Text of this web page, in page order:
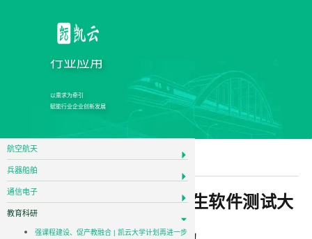
行业应用
以需求为牵引
赋能行业企业创新发展
航空航天
兵器船舶
通信电子
教育科研
强课程建设、促产教融合 | 凯云大学计划再进一步
教育科研
预告| 2023年全国大学生软件测试大